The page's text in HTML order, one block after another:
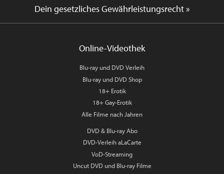
Dein gesetzliches Gewährleistungsrecht »
Online-Videothek
Blu-ray und DVD Verleih
Blu-ray und DVD Shop
18+ Erotik
18+ Gay-Erotik
Alle Filme nach Jahren
DVD & Blu-ray Abo
DVD-Verleih aLaCarte
VoD-Streaming
Uncut DVD und Blu-ray Filme